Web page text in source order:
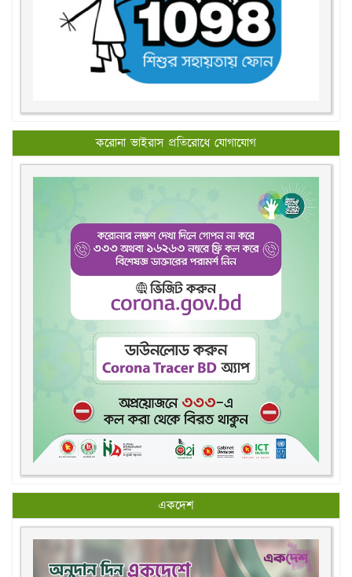
করোনা ভাইরাস প্রতিরোধে যোগাযোগ
একদেশ